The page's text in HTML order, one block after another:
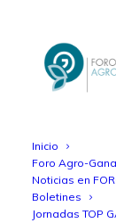
Inicio
Foro Agro-
Noticias en
Boletines
Jornadas TOP